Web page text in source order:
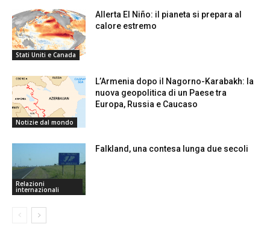
Stati Uniti e Canada
Allerta El Niño: il pianeta si prepara al
calore estremo
Notizie dal mondo
L’Armenia dopo il Nagorno-Karabakh: la
nuova geopolitica di un Paese tra
Europa, Russia e Caucaso
Relazioni
internazionali
Falkland, una contesa lunga due secoli